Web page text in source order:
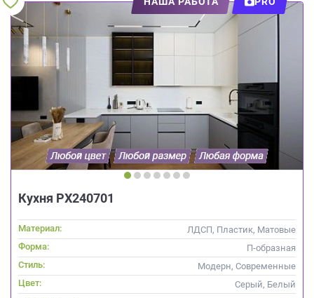
Кухня РХ240701
Материал:
ЛДСП, Пластик, Матовые
Форма:
П-образная
Стиль:
Модерн, Современные
Цвет:
Серый, Белый